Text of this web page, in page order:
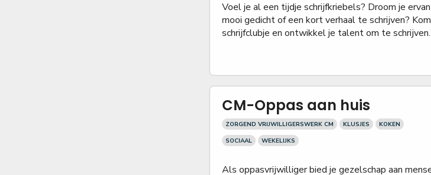
Voel je al een tijdje schrijfkriebels? Droom je
mooi gedicht of een kort verhaal te schrijven?
schrijfclubje en ontwikkel je talent om te schrijven.
CM-Oppas aan huis
ZORGEND VRIJWILLIGERSWERK CM KLUSJES
KOKEN
SOCIAAL
WEKELIJKS
Als oppasvrijwilliger bied je gezelschap aan